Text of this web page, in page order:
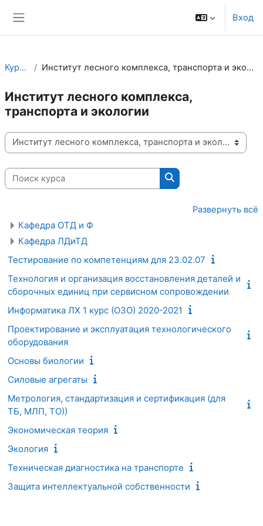
Вход
Курсы Институт лесного комплекса, транспорта и экологии
Институт лесного комплекса,
транспорта и экологии
Категории курсов
Поиск курса
Поиск курса
Развернуть всё
Кафедра ОТД и Ф
Кафедра ЛДиТД
Тестирование по компетенциям для 23.02.07
Технология и организация восстановления деталей и
сборочных единиц при сервисном сопровождении
Информатика ЛХ 1 курс (ОЗО) 2020-2021
Проектирование и эксплуатация технологического
оборудования
Основы биологии
Силовые агрегаты
Метрология, стандартизация и сертификация (для
ТБ, МЛП, ТО))
Экономическая теория
Экология
Техническая диагностика на транспорте
Защита интеллектуальной собственности